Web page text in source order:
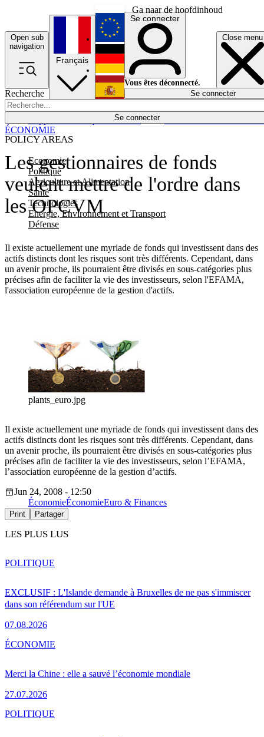
Ga naar de hoofdinhoud
Open sub
navigation
Close menu
Recherche
Se connecter
POLICY AREAS
Economie
Politique
Agriculture et Alimentation
Santé
Technologies
Energie, Environnement et Transport
Défense
Économie
Français
English
Deutsch
Español
Se connecter
Vous êtes déconnecté.
Se connecter
Les gestionnaires de fonds
veulent mettre de l'ordre dans
les OPCVM
Il existe actuellement une myriade de fonds qui investissent dans des
actifs distincts dont les risques sont très différents. Cependant, dans
un avenir proche, ils pourraient être divisés en sous-catégories plus
précises afin de faciliter la vie des investisseurs, selon l'EFAMA,
l'association européenne de la gestion d'actifs.
ÉCONOMIE
plants_euro.jpg
Il existe actuellement une myriade de fonds qui investissent dans des
actifs distincts dont les risques sont très différents. Cependant, dans
un avenir proche, ils pourraient être divisés en sous-catégories plus
précises afin de faciliter la vie des investisseurs, selon l’EFAMA,
l’association européenne de la gestion d’actifs.
Jun 24, 2008 - 12:50
ÉconomieÉconomieEuro & Finances
Print Partager
LES PLUS LUS
EXCLUSIF : L'Islande demande à Bruxelles de ne pas s'immiscer
dans son référendum sur l'UE
07.08.2026
POLITIQUE
Merci la Chine : elle a sauvé l’économie mondiale
27.07.2026
ÉCONOMIE
POLITIQUE